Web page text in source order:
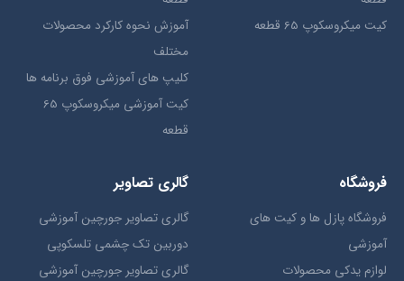
کیت میکروسکوپ 65 قطعه
آموزش نحوه کارکرد محصولات
مختلف
کلیپ های آموزشی فوق برنامه ها
کیت آموزشی میکروسکوپ 65
قطعه
فروشگاه
فروشگاه پازل ها و کیت های
آموزشی
لوازم یدکی محصولات
گالری تصاویر
گالری تصاویر جورچین آموزشی
دوربین تک چشمی تلسکوپی
گالری تصاویر جورچین آموزشی